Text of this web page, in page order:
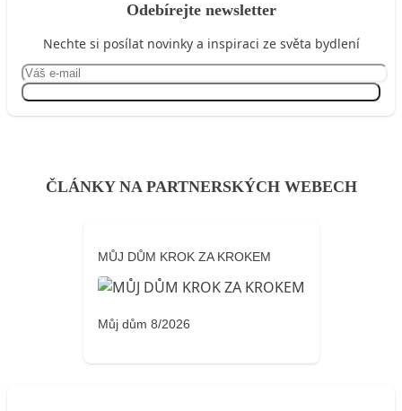
Odebírejte newsletter
Nechte si posílat novinky a inspiraci ze světa bydlení
ČLÁNKY NA PARTNERSKÝCH WEBECH
MŮJ DŮM KROK ZA KROKEM
Můj dům 8/2026